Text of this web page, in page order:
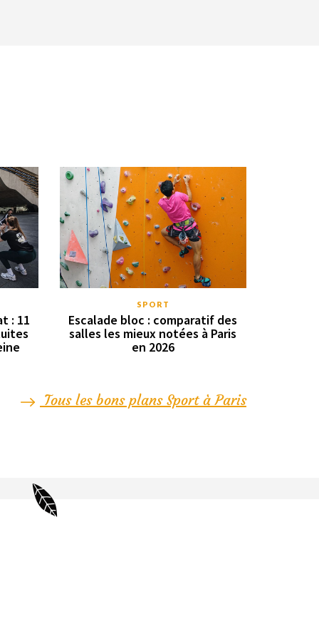
: 11
SPORT
Escalade bloc : comparatif des
salles les mieux notées à Paris
en 2026
Tous les bons plans Sport à Paris